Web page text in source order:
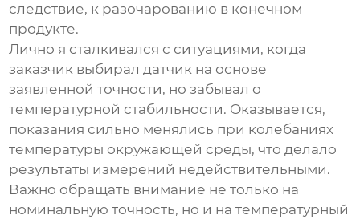
следствие, к разочарованию в конечном
продукте.
Лично я сталкивался с ситуациями, когда
заказчик выбиралдатчик на основе
заявленной точности, но забывал о
температурной стабильности. Оказывается,
показания сильно менялись при колебаниях
температуры окружающей среды, что делало
результаты измерений недействительными.
Важно обращать внимание не только на
номинальную точность, но и на температурный